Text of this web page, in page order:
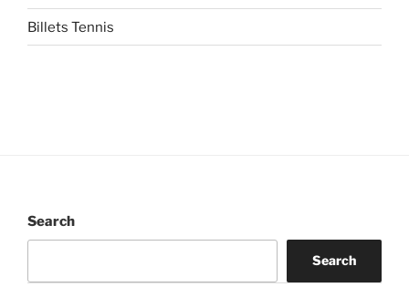
Billets Tennis
Search
Search